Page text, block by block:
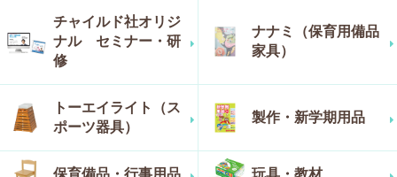
チャイルド社オリジ
ナル セミナー・研
修
ナナミ（保育用備品
家具）
トーエイライト（ス
ポーツ器具）
製作・新学期用品
保育備品・行事用品 玩具・教材